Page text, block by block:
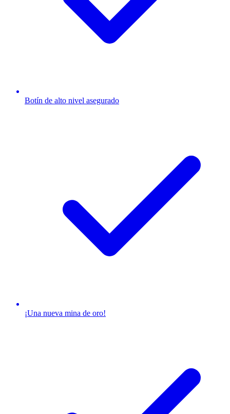
Botín de alto nivel asegurado
¡Una nueva mina de oro!